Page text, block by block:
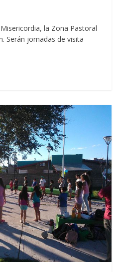
la Zona Pastoral
Serán jornadas de visita